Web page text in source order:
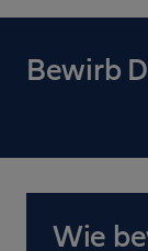
Bewirb
Wie